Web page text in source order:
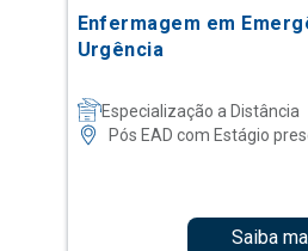
Enfermagem em
Urgência
Especialização a Distância
Pós EAD com Estágio
Saiba